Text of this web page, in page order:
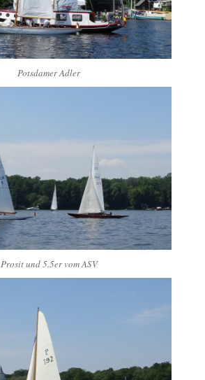
Potsdamer Adler
Prosit und 5.5er vom ASV